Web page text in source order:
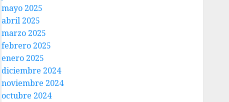
mayo 2025
abril 2025
marzo 2025
febrero 2025
enero 2025
diciembre 2024
noviembre 2024
octubre 2024